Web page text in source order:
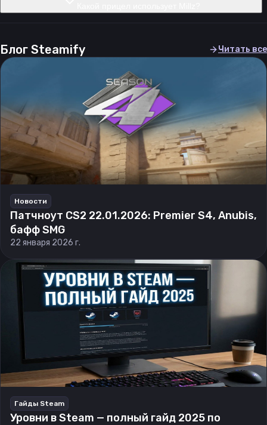
Блог Steamify Читать все
Новости
Патчноут CS2 22.01.2026: Premier S4, Anubis,
бафф SMG
22 января 2026 г.
Гайды Steam
Уровни в Steam — полный гайд 2025 по